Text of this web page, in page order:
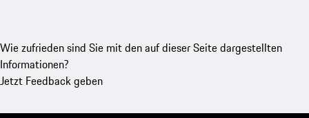
Wie zufrieden sind Sie mit den auf dieser Seite dargestellten
Informationen?
Jetzt Feedback geben